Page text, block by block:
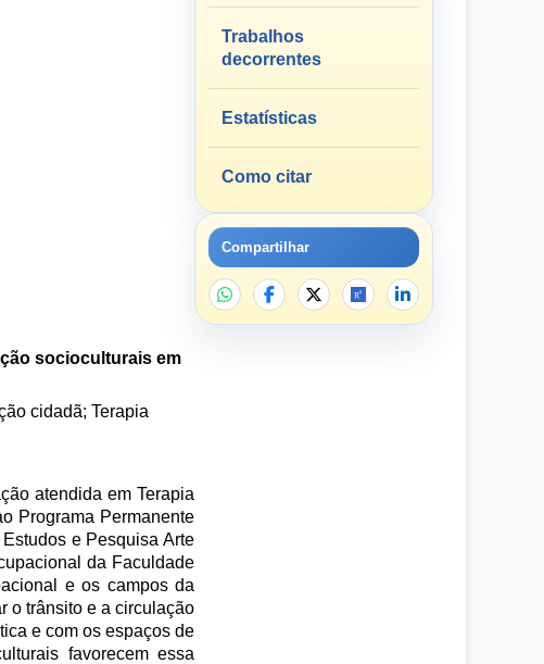
socioculturais em
cidadã; Terapia
atendida em Terapia
Programa Permanente
e Pesquisa Arte
da Faculdade
e os campos da
o trânsito e a circulação
e com os espaços de
favorecem essa
Trabalhos
decorrentes
Estatísticas
Como citar
Compartilhar